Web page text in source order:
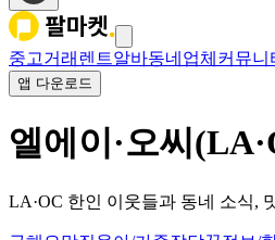
중고거래 렌트알바동네업체 커뮤니
앱 다운로드
엘에이·오씨
LA·OC 한인 이웃들과 동네 소식,